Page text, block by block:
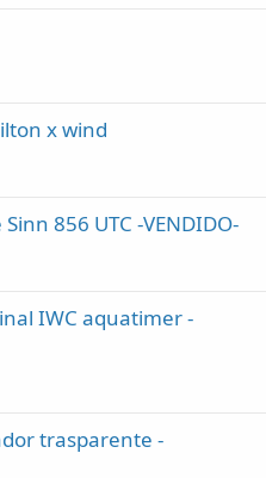
x wind
856 UTC -VENDIDO-
IWC aquatimer -
trasparente -